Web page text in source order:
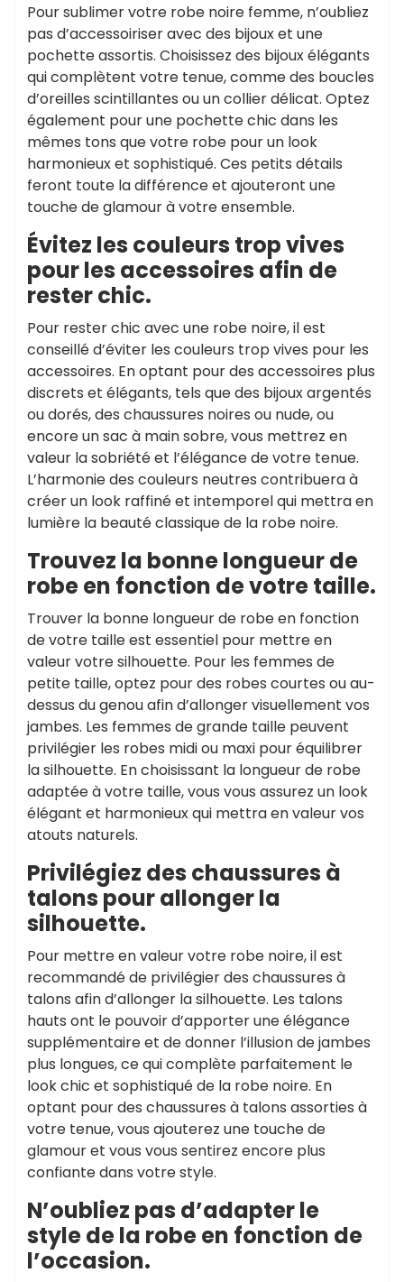
Pour sublimer votre robe noire femme, n’oubliez
pas d’accessoiriser avec des bijoux et une
pochette assortis. Choisissez des bijoux élégants
qui complètent votre tenue, comme des boucles
d’oreilles scintillantes ou un collier délicat. Optez
également pour une pochette chic dans les
mêmes tons que votre robe pour un look
harmonieux et sophistiqué. Ces petits détails
feront toute la différence et ajouteront une
touche de glamour à votre ensemble.
Évitez les couleurs trop vives
pour les accessoires afin de
rester chic.
Pour rester chic avec une robe noire, il est
conseillé d’éviter les couleurs trop vives pour les
accessoires. En optant pour des accessoires plus
discrets et élégants, tels que des bijoux argentés
ou dorés, des chaussures noires ou nude, ou
encore un sac à main sobre, vous mettrez en
valeur la sobriété et l’élégance de votre tenue.
L’harmonie des couleurs neutres contribuera à
créer un look raffiné et intemporel qui mettra en
lumière la beauté classique de la robe noire.
Trouvez la bonne longueur de
robe en fonction de votre taille.
Trouver la bonne longueur de robe en fonction
de votre taille est essentiel pour mettre en
valeur votre silhouette. Pour les femmes de
petite taille, optez pour des robes courtes ou au-
dessus du genou afin d’allonger visuellement vos
jambes. Les femmes de grande taille peuvent
privilégier les robes midi ou maxi pour équilibrer
la silhouette. En choisissant la longueur de robe
adaptée à votre taille, vous vous assurez un look
élégant et harmonieux qui mettra en valeur vos
atouts naturels.
Privilégiez des chaussures à
talons pour allonger la
silhouette.
Pour mettre en valeur votre robe noire, il est
recommandé de privilégier des chaussures à
talons afin d’allonger la silhouette. Les talons
hauts ont le pouvoir d’apporter une élégance
supplémentaire et de donner l’illusion de jambes
plus longues, ce qui complète parfaitement le
look chic et sophistiqué de la robe noire. En
optant pour des chaussures à talons assorties à
votre tenue, vous ajouterez une touche de
glamour et vous vous sentirez encore plus
confiante dans votre style.
N’oubliez pas d’adapter le
style de la robe en fonction de
l’occasion.